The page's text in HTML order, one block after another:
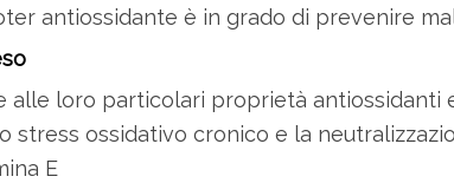
antiossidante è in grado di prevenire
alle loro particolari proprietà antiossidanti
stress ossidativo cronico e la
E